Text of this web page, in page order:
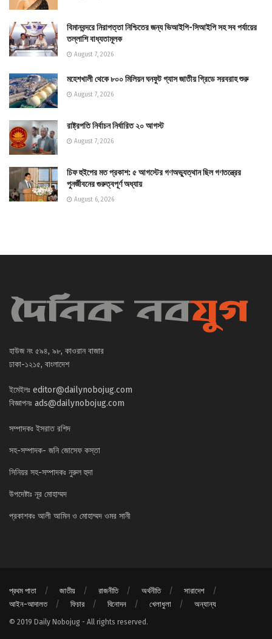
বিমানবন্দরে নিরাপত্তা নিশ্চিতের জন্য ভিআইপি-সিআইপি সহ সব পর্যায়ের
তল্লাশি বাধ্যতামূলক
August 7, 2026
মহেশখালী থেকে ৮০০ মিলিয়ন ঘনফুট গ্যাস জাতীয় গ্রিডে সরবরাহ শুরু
August 7, 2026
রাষ্ট্রপতি নির্বাচন নির্ধারিত ২০ আগস্ট
August 7, 2026
চিফ হুইপের মত প্রকাশ: ৫ আগস্টের গণঅভ্যুত্থান ছিল গণতন্ত্রের
পুনর্জীবনের গুরুত্বপূর্ণ অধ্যায়
August 6, 2026
হাউজ নং ৫৯৪, ৯৮, কাওরান বাজার
ঢাকা-১২১৫, বাংলাদেশ
ইমেইলঃ editor@dailynobojug.com
বিজ্ঞাপনঃ ads@dailynobojug.com
সম্পাদকঃ ইসরাত রশিদ
সহ-সম্পাদক- জনি জোসেফ কস্তা
সিনিয়র সহ-সম্পাদকঃ নুরুল হুদা
উপদেষ্টাঃ নূর মোহাম্মদ
প্রকাশকঃ আলী আমিন ও মোহাম্মদ ওমর সানী
প্রথম পাতা জাতীয় রাজনীতি অর্থনীতি
সারাদেশ
আইন-আদালত
ফিচার বিনোদন খেলাধুলা অন্যান্য
© 2019 Daily Nobojug - All rights reserved.